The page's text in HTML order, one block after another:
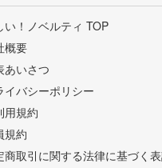
い！ノベルティ TOP
概要
あいさつ
イバシーポリシー
用規約
規約
商取引に関する法律に基づく